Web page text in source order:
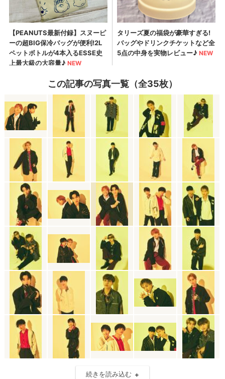
この記事の写真一覧（全35枚）
続きを読み込む